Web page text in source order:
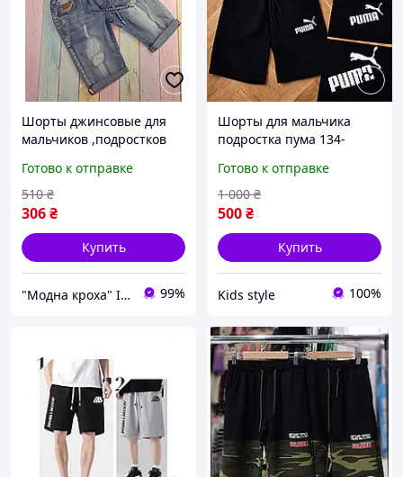
Шорты джинсовые для
мальчиков ,подростков
Готово к отправке
306₴
510 ₴
Купить
"Модна кроха" Iнтернет-магазин дитячого одягу та взуття в роздріб 99%
Шорты для мальчика
подростка пума 134-
летние черные
классические
спортивные бриджи
Puma для детей на лето
Готово к отправке
500₴
1 000 ₴
Купить
Kids style 100%